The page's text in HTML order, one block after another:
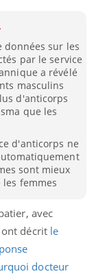
données sur les
par le service
a révélé
masculins
d'anticorps
que les
d'anticorps ne
sont mieux
femmes
avec
ont décrit le
docteur